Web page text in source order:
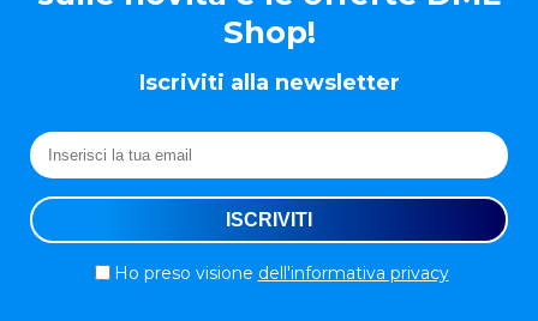
Shop!
Iscriviti alla newsletter
Ho preso visione dell'informativa privacy